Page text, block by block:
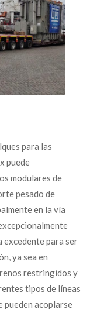
para las
puede
modulares de
pesado de
en la vía
excedente para ser
ya sea en
restringidos y
tipos de líneas
pueden acoplarse